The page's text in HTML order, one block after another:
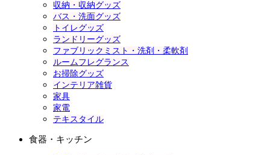
収納・収納グッズ
バス・洗面グッズ
トイレグッズ
ランドリーグッズ
ファブリックミスト・洗剤・柔軟剤
ルームフレグランス
お掃除グッズ
インテリア雑貨
家具
家電
テキスタイル
食器・キッチン